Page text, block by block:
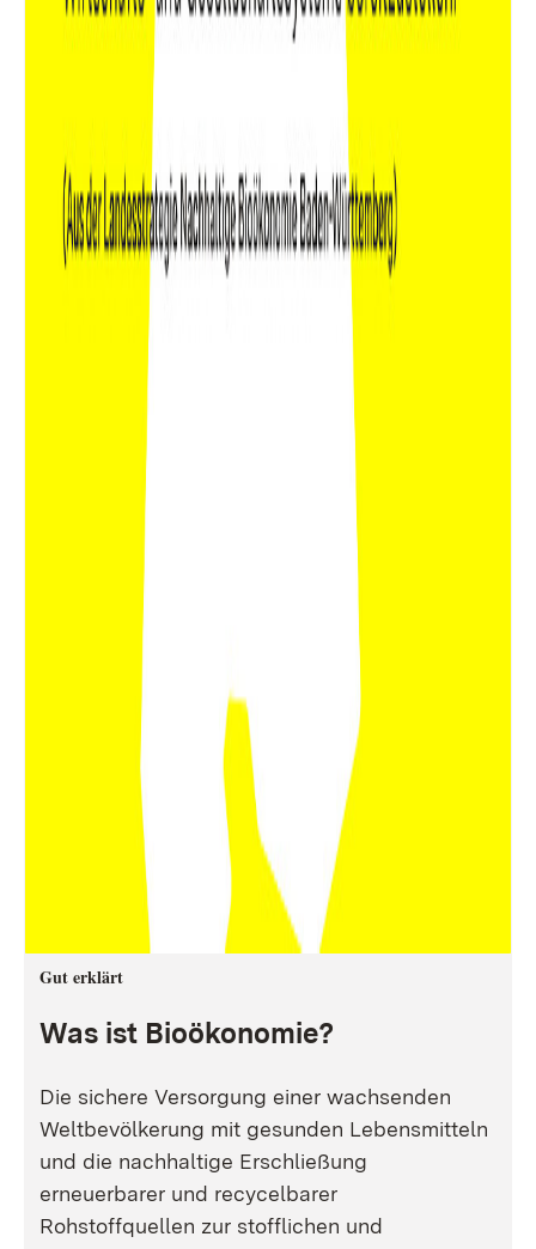
Gut erklärt
Was ist Bioökonomie?
Die sichere Versorgung einer wachsenden
Weltbevölkerung mit gesunden Lebensmitteln
und die nachhaltige Erschließung
erneuerbarer und recycelbarer
Rohstoffquellen zur stofflichen und